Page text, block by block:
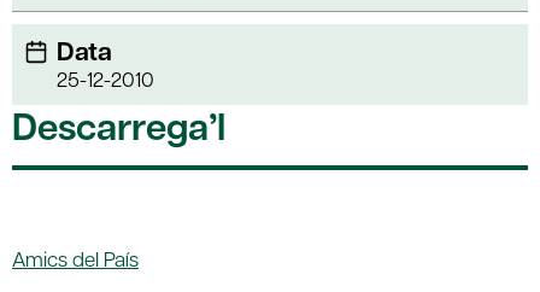
Data
25-12-2010
Descarrega’l
Amics del País